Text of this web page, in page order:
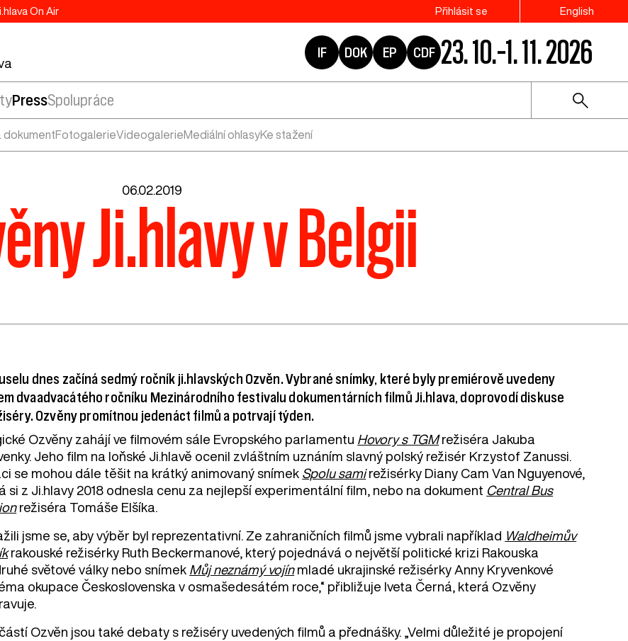
On Air Přihlásit se English
IF DOK EP CDF 23. 10.–1. 11. 2026
Press
dokumentFotogalerieVideogalerieMediální ohlasyKe stažení
Spolupráce
06.02.2019
Ji.hlavy v Belgii
dnes začíná sedmý ročník ji.hlavských Ozvěn. Vybrané snímky, které byly premiérově uvedeny
dvaadvacátého ročníku Mezinárodního festivalu dokumentárních filmů Ji.hlava, doprovodí diskuse
Ozvěny promítnou jedenáct filmů a potrvají týden.
Ozvěny zahájí ve filmovém sále Evropského parlamentu Hovory s TGMrežiséra Jakuba
Jeho film na loňské Ji.hlavě ocenil zvláštním uznáním slavný polský režisér Krzystof Zanussi.
se mohou dále těšit na krátký animovaný snímek Spolu samirežisérky Diany Cam Van Nguyenové,
si z Ji.hlavy 2018 odnesla cenu za nejlepší experimentální film, nebo na dokument Central Bus
režiséra Tomáše Elšíka.
jsme se, aby výběr byl reprezentativní. Ze zahraničních filmů jsme vybrali například Waldheimův
rakouské režisérky Ruth Beckermanové, který pojednává o největší politické krizi Rakouska
světové války nebo snímek Můj neznámý vojínmladé ukrajinské režisérky Anny Kryvenkové
okupace Československa v osmašedesátém roce,“ přibližuje Iveta Černá, která Ozvěny
Ozvěn jsou také debaty s režiséry uvedených filmů a přednášky. „Velmi důležité je propojení